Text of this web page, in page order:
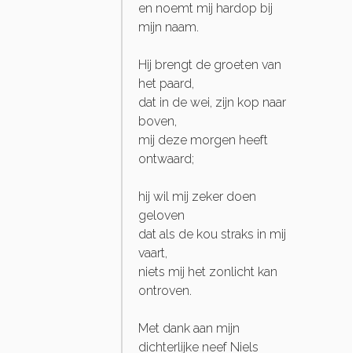
en noemt mij hardop bij
mijn naam.
Hij brengt de groeten van
het paard,
dat in de wei, zijn kop naar
boven,
mij deze morgen heeft
ontwaard;
hij wil mij zeker doen
geloven
dat als de kou straks in mij
vaart,
niets mij het zonlicht kan
ontroven.
Met dank aan mijn
dichterlijke neef Niels